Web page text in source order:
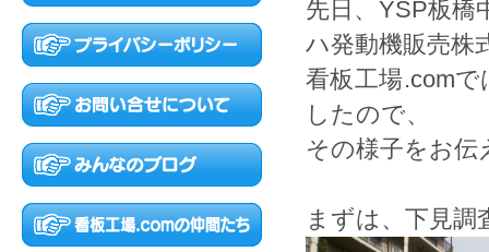
先日、YSP板橋
ハ発動機販売
看板工場.com
したので、
その様子をお伝
まずは、下見調